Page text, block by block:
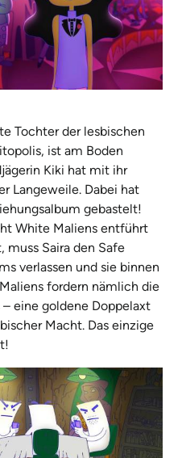
Tochter der lesbischen
ist am Boden
Kiki hat mit ihr
Langeweile. Dabei hat
gebastelt!
White Maliens entführt
muss Saira den Safe
verlassen und sie binnen
fordern nämlich die
eine goldene Doppelaxt
Macht. Das einzige